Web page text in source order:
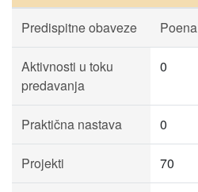
Predispitne obaveze Poena
Aktivnosti u toku
predavanja
0
Praktična nastava 0
Projekti 70